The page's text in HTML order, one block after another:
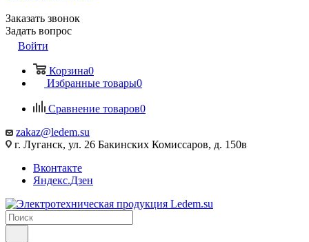
Заказать звонок
Задать вопрос
Войти
Корзина0
Избранные товары0
Сравнение товаров0
zakaz@ledem.su
г. Луганск, ул. 26 Бакинских Комиссаров, д. 150в
Вконтакте
Яндекс.Дзен